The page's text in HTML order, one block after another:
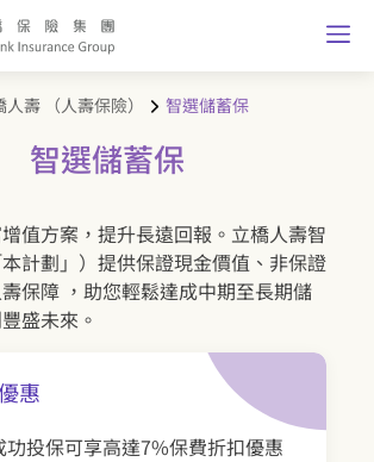
人壽 （人壽保險） 智選儲蓄保
智選儲蓄保
值方案，提升長遠回報。立橋人壽智
計劃」）提供保證現金價值、非保證
保障 ，助您輕鬆達成中期至長期儲
盛未來。
惠
功投保可享高達7%保費折扣優惠